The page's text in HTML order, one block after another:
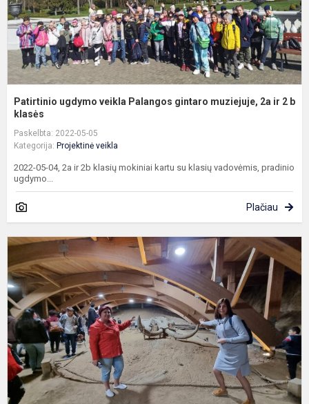
Patirtinio ugdymo veikla Palangos gintaro muziejuje, 2a ir 2 b
klasės
Paskelbta: 2022-05-05
Kategorija: Projektinė veikla
2022-05-04, 2a ir 2b klasių mokiniai kartu su klasių vadovėmis, pradinio
ugdymo...
Plačiau